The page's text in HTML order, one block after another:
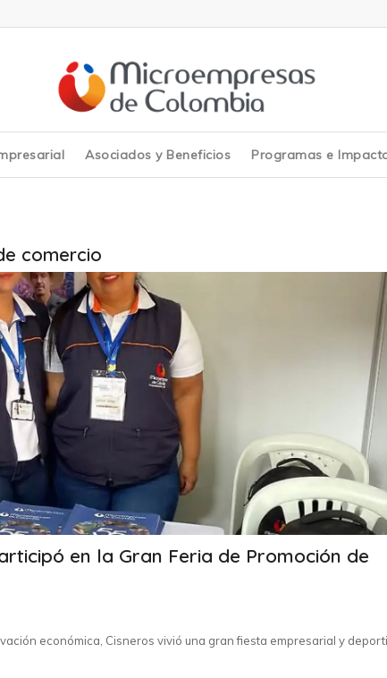
Asociados y Beneficios Programas e
comercio
en la Gran Feria de Promoción de
económica, Cisneros vivió una gran fiesta empresarial y